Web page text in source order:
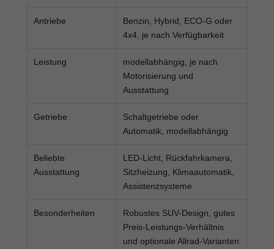
Antriebe
Benzin, Hybrid, ECO-G oder
4x4, je nach Verfügbarkeit
Leistung
modellabhängig, je nach
Motorisierung und
Ausstattung
Getriebe
Schaltgetriebe oder
Automatik, modellabhängig
Beliebte
Ausstattung
LED-Licht, Rückfahrkamera,
Sitzheizung, Klimaautomatik,
Assistenzsysteme
Besonderheiten
Robustes SUV-Design, gutes
Preis-Leistungs-Verhältnis
und optionale Allrad-Varianten